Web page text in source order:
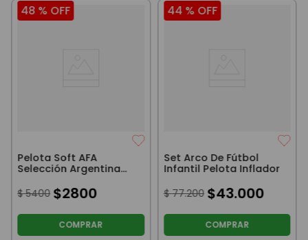
48 % OFF
Pelota Soft AFA
Selección Argentina
$ 5400 $2800
COMPRAR
44 % OFF
Set Arco De Fútbol
Infantil Pelota Inflador
$ 77.200 $43.000
COMPRAR